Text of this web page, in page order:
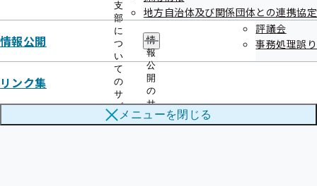
支
部
に
つ
い
て
の
サ
ブ
メ
地方自治体及び関係団体との連携協定
情報公開
情
報
公
開
の
サ
ブ
メ
評議会
事務処理誤り
リンク集
メニューを閉じる
メールマガジン